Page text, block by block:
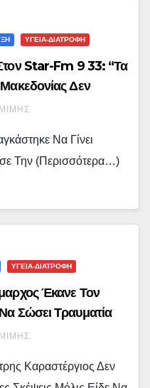
ΥΓΕΙΑ-ΔΙΑΤΡΟΦΗ
Star-Fm 9 33: “Τα
Δεν
Στην Αθήνα” ! …
Να Γίνει
Την (περισσότερα…)
ΥΓΕΙΑ-ΔΙΑΤΡΟΦΗ
Έκανε Τον
Σώσει Τραυματία
Καραστέργιος Δεν